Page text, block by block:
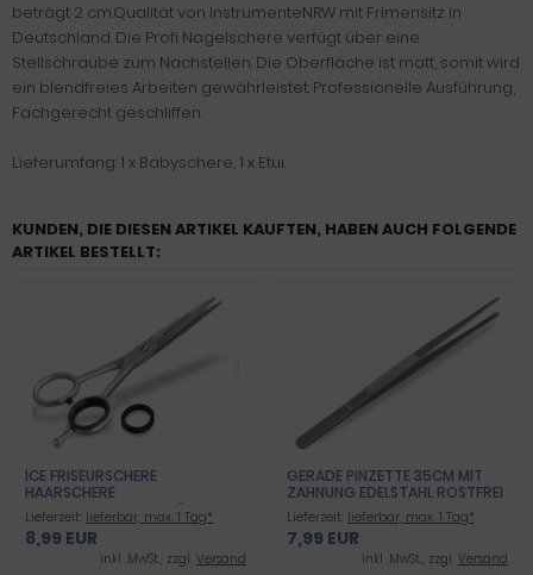
beträgt 2 cm.Qualität von InstrumenteNRW mit Frimensitz in
Deutschland. Die Profi Nagelschere verfügt über eine
Stellschraube zum Nachstellen. Die Oberfläche ist matt, somit wird
ein blendfreies Arbeiten gewährleistet. Professionelle Ausführung,
Fachgerecht geschliffen.
Lieferumfang: 1 x Babyschere, 1 x Etui.
KUNDEN, DIE DIESEN ARTIKEL KAUFTEN, HABEN AUCH FOLGENDE
ARTIKEL BESTELLT:
ICE FRISEURSCHERE
HAARSCHERE
MIKROVERZAHNUNG 5" ICE
TEMPERED STAINLESS STEEL
Lieferzeit: lieferbar, max. 1 Tag*
8,99 EUR
inkl .MwSt., zzgl. Versand
GERADE PINZETTE 35CM MIT
ZAHNUNG EDELSTAHL ROSTFREI
Lieferzeit: lieferbar, max. 1 Tag*
7,99 EUR
inkl .MwSt., zzgl. Versand